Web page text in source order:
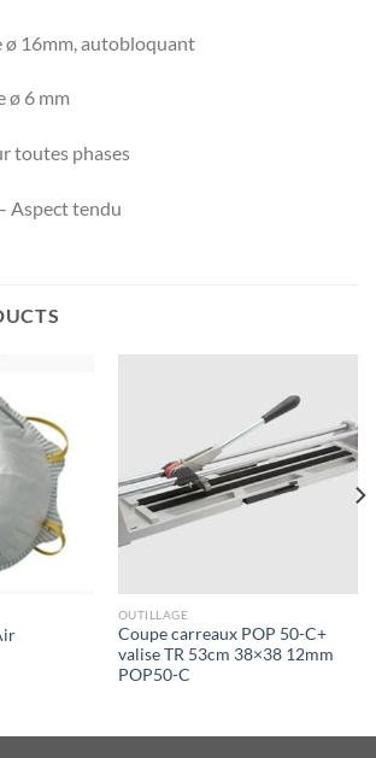
ø 16mm, autobloquant
ø 6 mm
toutes phases
Aspect tendu
OUTILLAGE
Coupe carreaux POP 50-C+
valise TR 53cm 38×38 12mm
POP50-C